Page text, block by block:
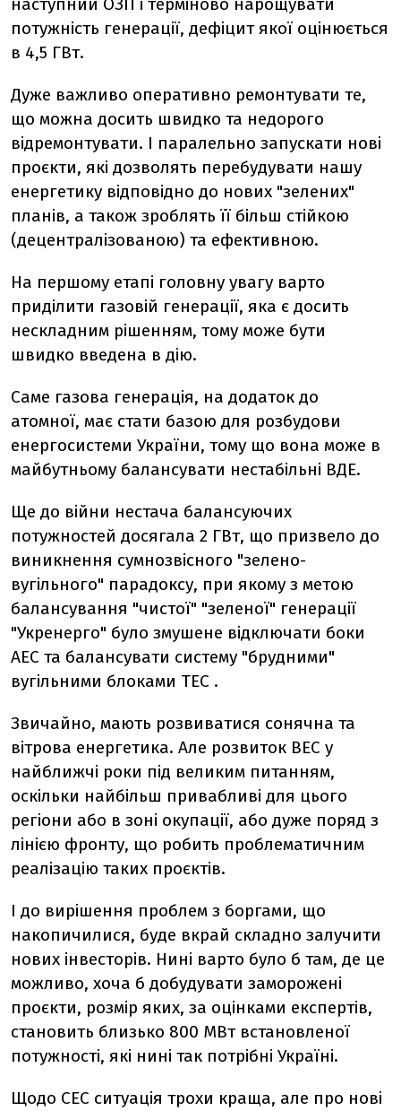
потужність генерації, дефіцит якої оцінюється
в 4,5 ГВт.
Дуже важливо оперативно ремонтувати те,
що можна досить швидко та недорого
відремонтувати. І паралельно запускати нові
проєкти, які дозволять перебудувати нашу
енергетику відповідно до нових "зелених"
планів, а також зроблять її більш стійкою
(децентралізованою) та ефективною.
На першому етапі головну увагу варто
приділити газовій генерації, яка є досить
нескладним рішенням, тому може бути
швидко введена в дію.
Саме газова генерація, на додаток до
атомної, має стати базою для розбудови
енергосистеми України, тому що вона може в
майбутньому балансувати нестабільні ВДЕ.
Ще до війни нестача балансуючих
потужностей досягала 2 ГВт, що призвело до
виникнення сумнозвісного "зелено-
вугільного" парадоксу, при якому з метою
балансування "чистої" "зеленої" генерації
"Укренерго" було змушене відключати боки
АЕС та балансувати систему "брудними"
вугільними блоками ТЕС .
Звичайно, мають розвиватися сонячна та
вітрова енергетика. Але розвиток ВЕС у
найближчі роки під великим питанням,
оскільки найбільш привабливі для цього
регіони або в зоні окупації, або дуже поряд з
лінією фронту, що робить проблематичним
реалізацію таких проєктів.
І до вирішення проблем з боргами, що
накопичилися, буде вкрай складно залучити
нових інвесторів. Нині варто було б там, де це
можливо, хоча б добудувати заморожені
проєкти, розмір яких, за оцінками експертів,
становить близько 800 МВт встановленої
потужності, які нині так потрібні Україні.
Щодо СЕС ситуація трохи краща, але про нові